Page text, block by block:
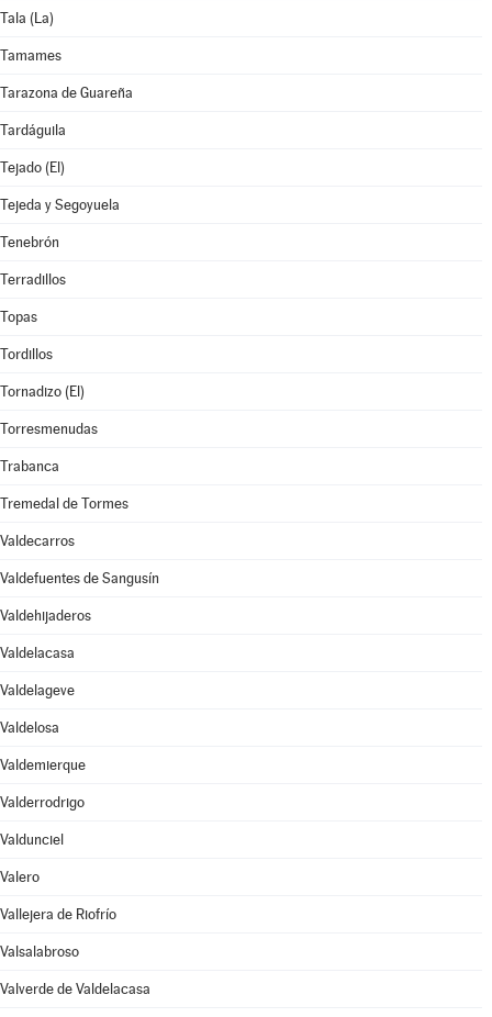
Tala (La)
Tamames
Tarazona de Guareña
Tardáguila
Tejado (El)
Tejeda y Segoyuela
Tenebrón
Terradillos
Topas
Tordillos
Tornadizo (El)
Torresmenudas
Trabanca
Tremedal de Tormes
Valdecarros
Valdefuentes de Sangusín
Valdehijaderos
Valdelacasa
Valdelageve
Valdelosa
Valdemierque
Valderrodrigo
Valdunciel
Valero
Vallejera de Riofrío
Valsalabroso
Valverde de Valdelacasa